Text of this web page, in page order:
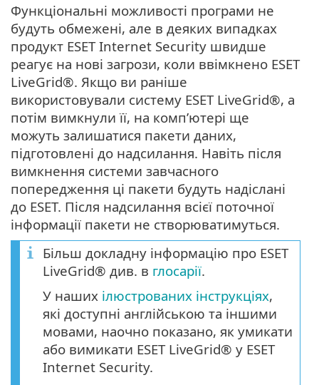
Функціональні можливості програми не
будуть обмежені, але в деяких випадках
продукт ESET Internet Security швидше
реагує на нові загрози, коли ввімкнено ESET
LiveGrid®. Якщо ви раніше
використовували систему ESET LiveGrid®, а
потім вимкнули її, на комп’ютері ще
можуть залишатися пакети даних,
підготовлені до надсилання. Навіть після
вимкнення системи завчасного
попередження ці пакети будуть надіслані
до ESET. Після надсилання всієї поточної
інформації пакети не створюватимуться.
Більш докладну інформацію про ESET
LiveGrid® див. в глосарії.
У наших ілюстрованих інструкціях,
які доступні англійською та іншими
мовами, наочно показано, як умикати
або вимикати ESET LiveGrid® у ESET
Internet Security.